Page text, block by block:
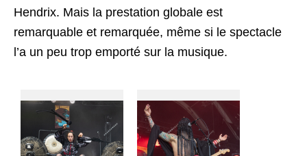
Hendrix. Mais la prestation globale est
remarquable et remarquée, même si le spectacle
l’a un peu trop emporté sur la musique.